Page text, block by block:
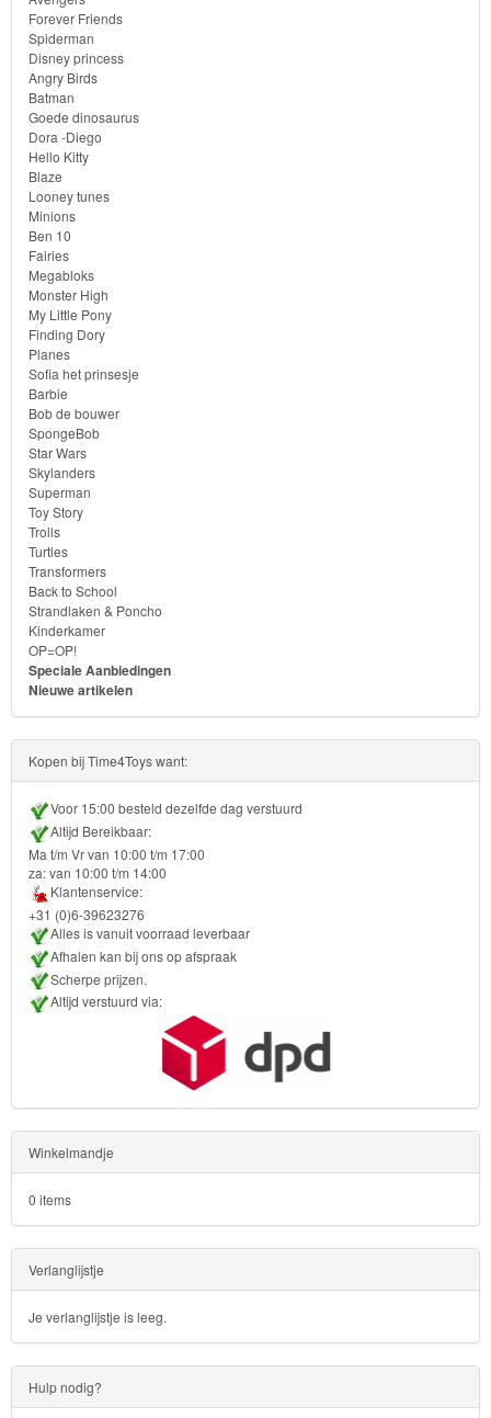
de
bouwer
SpongeBob
Star
Wars
Skylanders
Superman
Toy
Story
Trolls
Turtles
Transformers
Back
to
School
Strandlaken
&
Kinderkamer
OP=OP!
Forever Friends
Spiderman
Disney princess
Angry Birds
Batman
Goede dinosaurus
Dora -Diego
Hello Kitty
Blaze
Looney tunes
Minions
Ben 10
Fairies
Megabloks
Monster High
My Little Pony
Finding Dory
Planes
Sofia het prinsesje
Barbie
Bob de bouwer
SpongeBob
Star Wars
Skylanders
Superman
Toy Story
Trolls
Turtles
Transformers
Back to School
Strandlaken & Poncho
Kinderkamer
OP=OP!
Speciale Aanbiedingen
Nieuwe artikelen
Kopen bij Time4Toys want:
Voor 15:00 besteld dezelfde dag verstuurd
Altijd Bereikbaar:
Ma t/m Vr van 10:00 t/m 17:00
za: van 10:00 t/m 14:00
Klantenservice:
+31 (0)6-39623276
Alles is vanuit voorraad leverbaar
Afhalen kan bij ons op afspraak
Scherpe prijzen.
Altijd verstuurd via:
Winkelmandje
0 items
Verlanglijstje
Je verlanglijstje is leeg.
Hulp nodig?